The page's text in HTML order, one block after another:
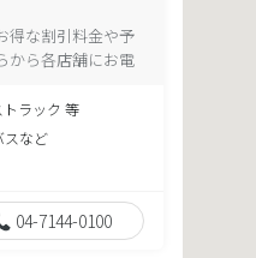
得な割引料金や予
から各店舗にお電
トラック 等
スなど
04-7144-0100